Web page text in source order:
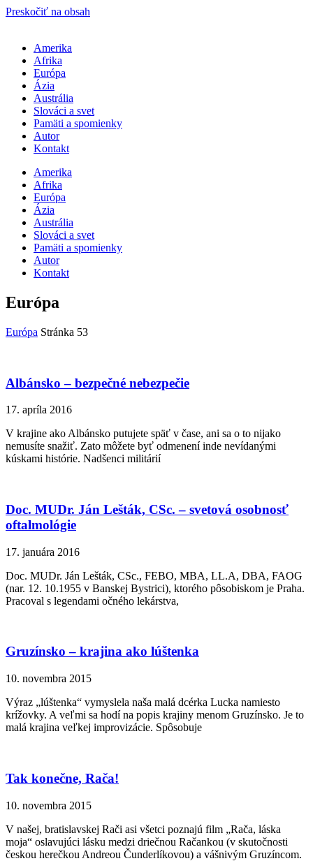
Preskočiť na obsah
Amerika
Afrika
Európa
Ázia
Austrália
Slováci a svet
Pamäti a spomienky
Autor
Kontakt
Amerika
Afrika
Európa
Ázia
Austrália
Slováci a svet
Pamäti a spomienky
Autor
Kontakt
Európa
Európa Stránka 53
Albánsko – bezpečné nebezpečie
17. apríla 2016
V krajine ako Albánsko putujete späť v čase, ani sa o to nijako
nemusíte snažiť. Zato môžete byť odmenení inde nevídanými
kúskami histórie. Nadšenci militárií
Doc. MUDr. Ján Lešták, CSc. – svetová osobnosť
oftalmológie
17. januára 2016
Doc. MUDr. Ján Lešták, CSc., FEBO, MBA, LL.A, DBA, FAOG
(nar. 12. 10.1955 v Banskej Bystrici), ktorého pôsobiskom je Praha.
Pracoval s legendami očného lekárstva,
Gruzínsko – krajina ako lúštenka
10. novembra 2015
Výraz „lúštenka“ vymyslela naša malá dcérka Lucka namiesto
krížovky. A veľmi sa hodí na popis krajiny menom Gruzínsko. Je to
malá krajina veľkej improvizácie. Spôsobuje
Tak konečne, Rača!
10. novembra 2015
V našej, bratislavskej Rači asi všetci poznajú film „Rača, láska
moja“ oslavujúci lásku medzi driečnou Račankou (v skutočnosti
českou herečkou Andreou Čunderlíkovou) a vášnivým Gruzíncom.